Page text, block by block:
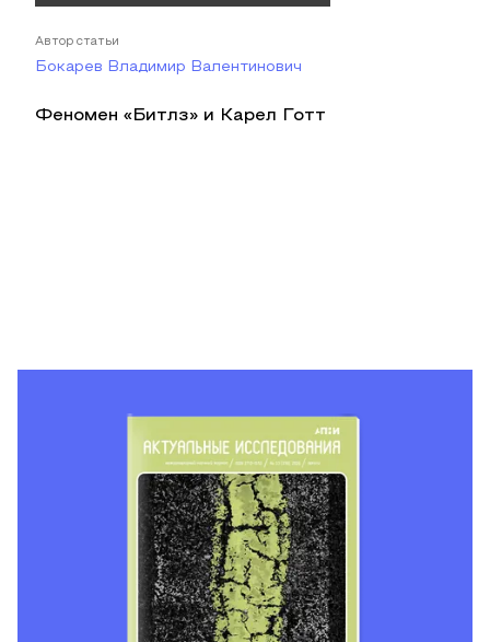
Автор статьи
Бокарев Владимир Валентинович
Феномен «Битлз» и Карел Готт